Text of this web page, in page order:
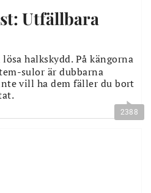
Utfällbara
halkskydd. På kängorna
sulor är dubbarna
vill ha dem fäller du bort
2388